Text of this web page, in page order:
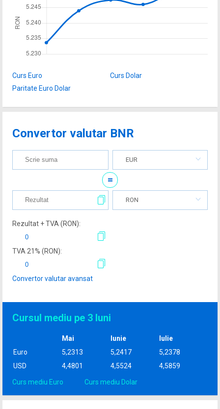
Curs Euro
Curs Dolar
Paritate Euro Dolar
Convertor valutar BNR
EUR
=
RON
Rezultat + TVA (RON):
TVA 21% (RON):
Convertor valutar avansat
Cursul mediu pe 3 luni
Mai Iunie
Iulie
Euro
5,2313 5,2417
5,2378
USD
4,4801 4,5524 4,5859
Curs mediu Euro Curs mediu Dolar